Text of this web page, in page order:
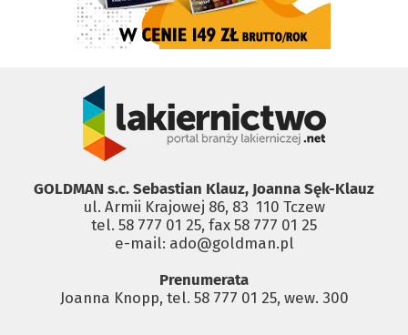
GOLDMAN s.c. Sebastian Klauz, Joanna Sęk-Klauz
ul. Armii Krajowej 86, 83 ­ 110 Tczew
tel. 58 777 01 25, fax 58 777 01 25
e-mail: ado@goldman.pl
Prenumerata
Joanna Knopp, tel. 58 777 01 25, wew. 300